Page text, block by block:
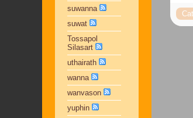
suwanna
suwat
Tossapol
Silasart
uthairath
wanna
wanvason
yuphin